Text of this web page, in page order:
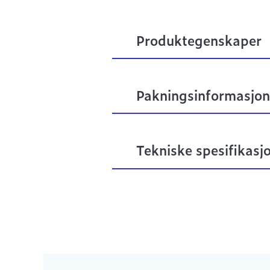
Produktegenskaper
Pakningsinformasjon
Tekniske